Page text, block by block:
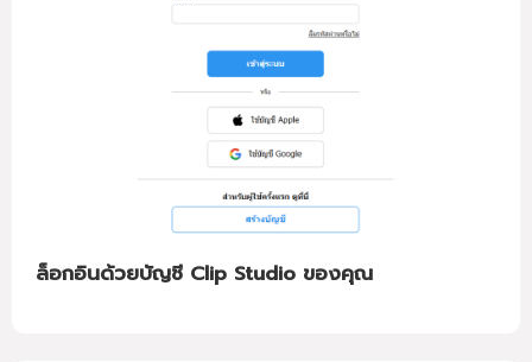
ล็อกอินด้วยบัญชี Clip Studio ของคุณ